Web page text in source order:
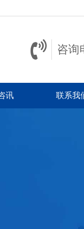
咨询
讯 联系我